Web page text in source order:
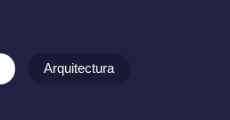
Arquitectura